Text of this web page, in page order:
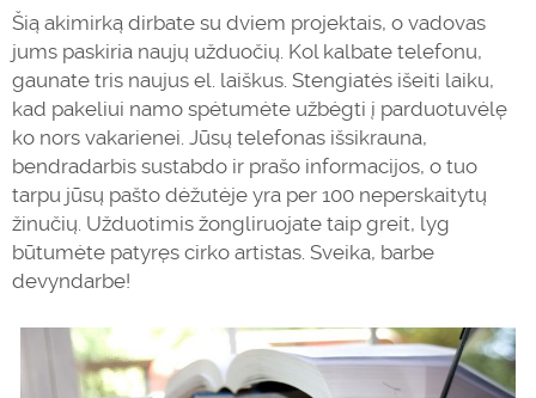
Šią akimirką dirbate su dviem projektais, o vadovas
jums paskiria naujų užduočių. Kol kalbate telefonu,
gaunate tris naujus el. laiškus. Stengiatės išeiti laiku,
kad pakeliui namo spėtumėte užbėgti į parduotuvėlę
ko nors vakarienei. Jūsų telefonas išsikrauna,
bendradarbis sustabdo ir prašo informacijos, o tuo
tarpu jūsų pašto dėžutėje yra per 100 neperskaitytų
žinučių. Užduotimis žongliruojate taip greit, lyg
būtumėte patyręs cirko artistas. Sveika, barbe
devyndarbe!